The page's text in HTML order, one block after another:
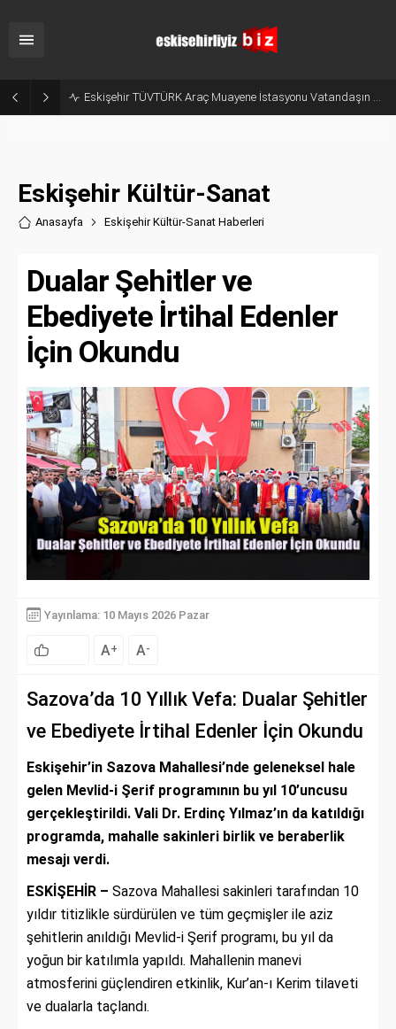
Eskişehir TÜVTÜRK Araç Muayene İstasyonu Vatandaşın Gözünde Ağır Kusurlu
Eskişehir Kültür-Sanat
Anasayfa Eskişehir Kültür-Sanat Haberleri
Dualar Şehitler ve
Ebediyete İrtihal Edenler
İçin Okundu
Yayınlama: 10 Mayıs 2026 Pazar
A+ A-
Sazova’da 10 Yıllık Vefa: Dualar Şehitler
ve Ebediyete İrtihal Edenler İçin Okundu
Eskişehir’in Sazova Mahallesi’nde geleneksel hale
gelen Mevlid-i Şerif programının bu yıl 10’uncusu
gerçekleştirildi. Vali Dr. Erdinç Yılmaz’ın da katıldığı
programda, mahalle sakinleri birlik ve beraberlik
mesajı verdi.
ESKİŞEHİR – Sazova Mahallesi sakinleri tarafından 10
yıldır titizlikle sürdürülen ve tüm geçmişler ile aziz
şehitlerin anıldığı Mevlid-i Şerif programı, bu yıl da
yoğun bir katılımla yapıldı. Mahallenin manevi
atmosferini güçlendiren etkinlik, Kur’an-ı Kerim tilaveti
ve dualarla taçlandı.